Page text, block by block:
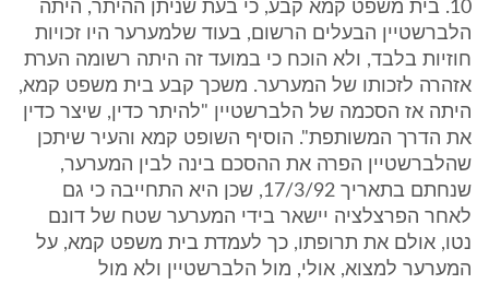
10. בית משפט קמא קבע, כי בעת שניתן ההיתר, היתה
הלברשטיין הבעלים הרשום, בעוד שלמערער היו זכויות
חוזיות בלבד, ולא הוכח כי במועד זה היתה רשומה הערת
אזהרה לזכותו של המערער. משכך קבע בית משפט קמא,
היתה אז הסכמה של הלברשטיין "להיתר כדין, שיצר כדין
את הדרך המשותפת". הוסיף השופט קמא והעיר שיתכן
שהלברשטיין הפרה את ההסכם בינה לבין המערער,
שנחתם בתאריך 17/3/92, שכן היא התחייבה כי גם
לאחר הפרצלציה יישאר בידי המערער שטח של דונם
נטו, אולם את תרופתו, כך לעמדת בית משפט קמא, על
המערער למצוא, אולי, מול הלברשטיין ולא מול